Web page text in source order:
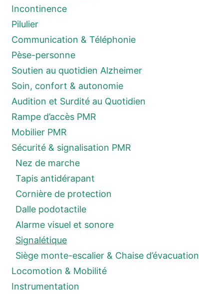
Incontinence
Pilulier
Communication & Téléphonie
Pèse-personne
Soutien au quotidien Alzheimer
Soin, confort & autonomie
Audition et Surdité au Quotidien
Rampe d’accès PMR
Mobilier PMR
Sécurité & signalisation PMR
Nez de marche
Tapis antidérapant
Cornière de protection
Dalle podotactile
Alarme visuel et sonore
Signalétique
Siège monte-escalier & Chaise d’évacuation
Locomotion & Mobilité
Instrumentation